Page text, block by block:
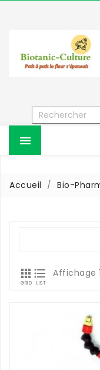
Accueil Bio-

GRID

LIST
Affichage